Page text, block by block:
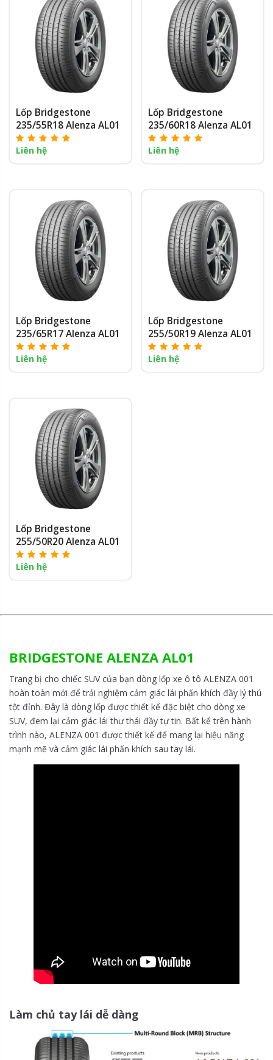
Lốp Bridgestone
235/55R18 Alenza AL01
Liên hệ
Lốp Bridgestone
235/60R18 Alenza AL01
Liên hệ
Lốp Bridgestone
235/65R17 Alenza AL01
Liên hệ
Lốp Bridgestone
255/50R19 Alenza AL01
Liên hệ
Lốp Bridgestone
255/50R20 Alenza AL01
Liên hệ
BRIDGESTONE ALENZA AL01
Trang bị cho chiếc SUV của bạn dòng lốp xe ô tô ALENZA 001
hoàn toàn mới để trải nghiệm cảm giác lái phấn khích đầy lý thú
tột đỉnh. Đây là dòng lốp được thiết kế đặc biệt cho dòng xe
SUV, đem lại cảm giác lái thư thái đầy tự tin. Bất kể trên hành
trình nào, ALENZA 001 được thiết kế để mang lại hiệu năng
mạnh mẽ và cảm giác lái phấn khích sau tay lái.
Làm chủ tay lái dễ dàng